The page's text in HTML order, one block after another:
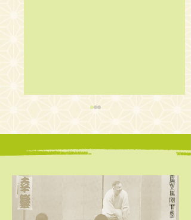
第22回 大江戸英語落
語会
E
V
E
N
T
S